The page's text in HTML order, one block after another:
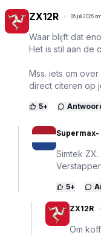
ZX12R 06 juli 2026
Waar blijft dat
Het is stil aan de
Mss. iets om
direct citeren op
5+
Supermax-
Simtek ZX.
5+
ZX12R
Om